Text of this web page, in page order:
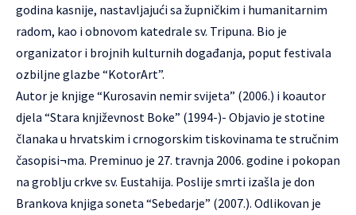
godina kasnije, nastavljajući sa župničkim i humanitarnim
radom, kao i obnovom katedrale sv. Tripuna. Bio je
organizator i brojnih kulturnih događanja, poput festivala
ozbiljne glazbe “KotorArt”.
Autor je knjige “Kurosavin nemir svijeta” (2006.) i koautor
djela “Stara književnost Boke” (1994-)- Objavio je stotine
članaka u hrvatskim i crnogorskim tiskovinama te stručnim
časopisi¬ma. Preminuo je 27. travnja 2006. godine i pokopan
na groblju crkve sv. Eustahija. Poslije smrti izašla je don
Brankova knjiga soneta “Sebedarje” (2007.). Odlikovan je